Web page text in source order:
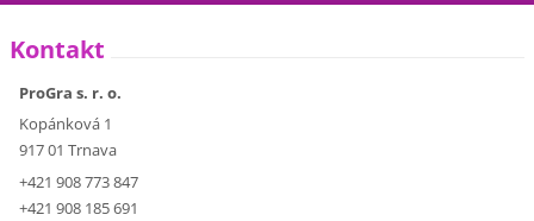
Kontakt
ProGra s. r. o.
Kopánková 1
917 01 Trnava
+421 908 773 847
+421 908 185 691